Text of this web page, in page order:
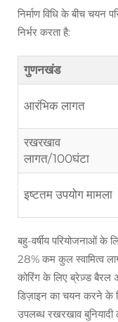
निर्माण विधि के बीच चयन
निर्भर करता है:
गुणनखंड
आरंभिक लागत
रखरखाव
लागत/100घंटा
इष्टतम उपयोग मामला
बहु-वर्षीय परियोजनाओं के
28% कम कुल स्वामित्व
कोरिंग के लिए ब्रेज़्ड
डिज़ाइन का चयन करने के
उपलब्ध रखरखाव